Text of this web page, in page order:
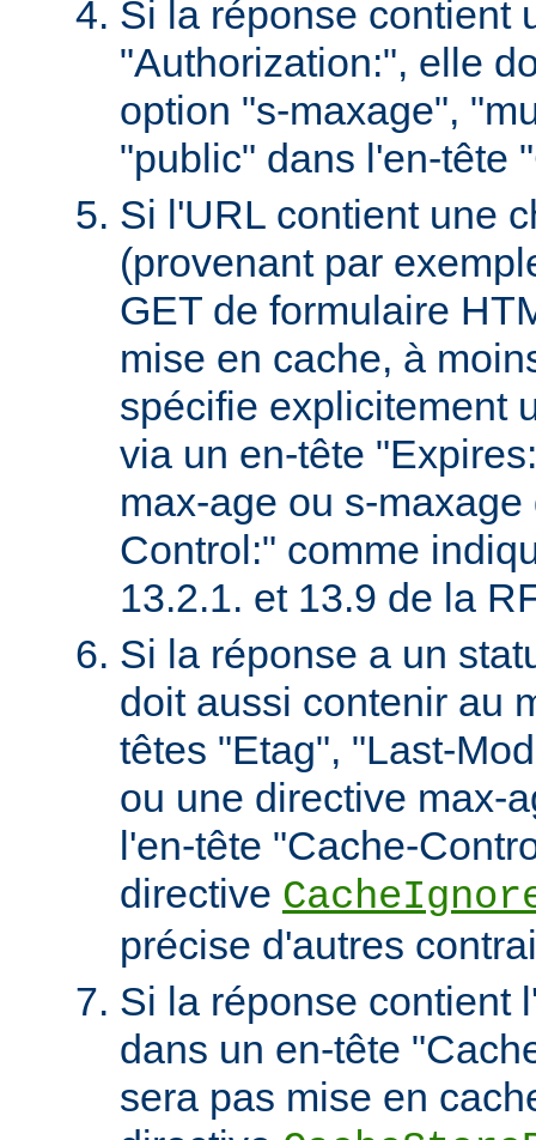
Si la réponse contient
"Authorization:", elle
option "s-maxage",
"public" dans l'en-tête
Si l'URL contient une
(provenant par
GET de formulaire
mise en cache, à
spécifie explicitement
via un en-tête
max-age ou s-
Control:" comme
13.2.1. et 13.9 de la
Si la réponse a un
doit aussi contenir au
têtes "Etag", "Last-
ou une directive max-
l'en-tête "Cache-
directive
précise d'autres
Si la réponse contient
dans un en-tête
sera pas mise en